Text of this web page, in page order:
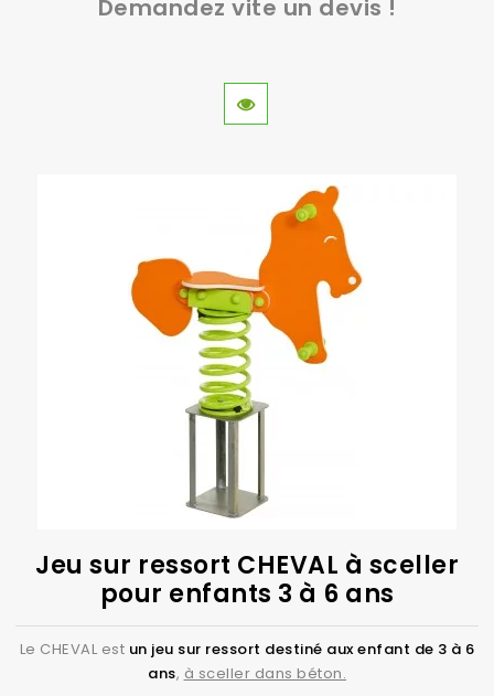
Demandez vite un devis !
Jeu sur ressort CHEVAL à sceller
pour enfants 3 à 6 ans
Le CHEVAL est un jeu sur ressort destiné aux enfant de 3 à 6
ans, à sceller dans béton.